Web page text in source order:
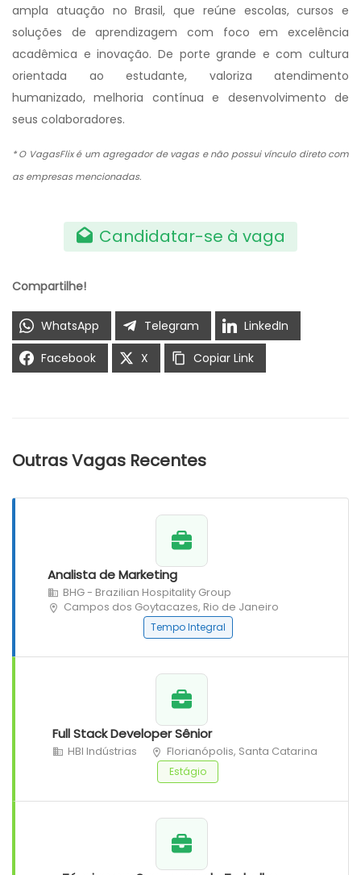
ampla atuação no Brasil, que reúne escolas, cursos e
soluções de aprendizagem com foco em excelência
acadêmica e inovação. De porte grande e com cultura
orientada ao estudante, valoriza atendimento
humanizado, melhoria contínua e desenvolvimento de
seus colaboradores.
* O VagasFlix é um agregador de vagas e não possui vínculo direto com
as empresas mencionadas.
Candidatar-se à vaga
Compartilhe!
WhatsApp Telegram
LinkedIn
Facebook
X Copiar Link
Outras Vagas Recentes
Analista de Marketing
BHG - Brazilian Hospitality Group
Campos dos Goytacazes, Rio de Janeiro
Tempo Integral
Full Stack Developer Sênior
HBI Indústrias Florianópolis, Santa Catarina
Estágio